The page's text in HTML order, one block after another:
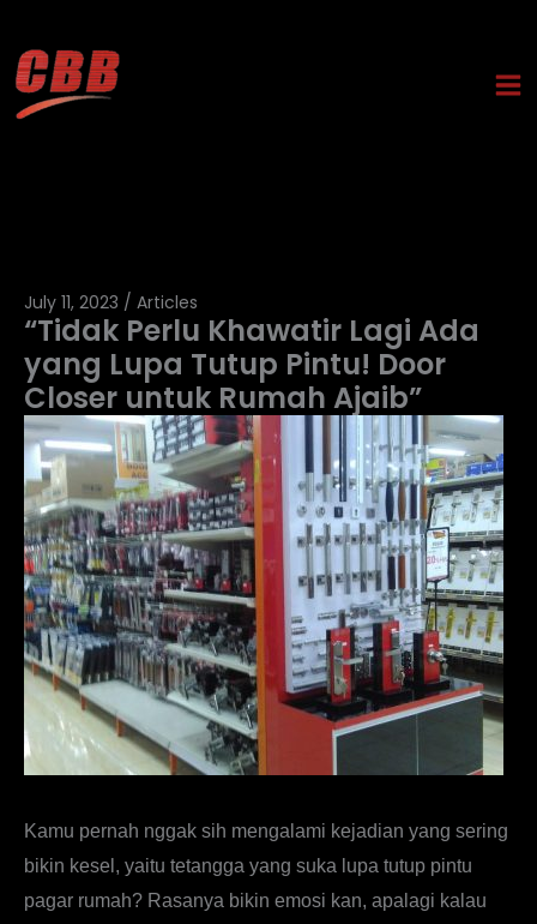
content
July 11, 2023 / Articles
“Tidak Perlu Khawatir Lagi Ada
yang Lupa Tutup Pintu! Door
Closer untuk Rumah Ajaib”
Kamu pernah nggak sih mengalami kejadian yang sering
bikin kesel, yaitu tetangga yang suka lupa tutup pintu
pagar rumah? Rasanya bikin emosi kan, apalagi kalau